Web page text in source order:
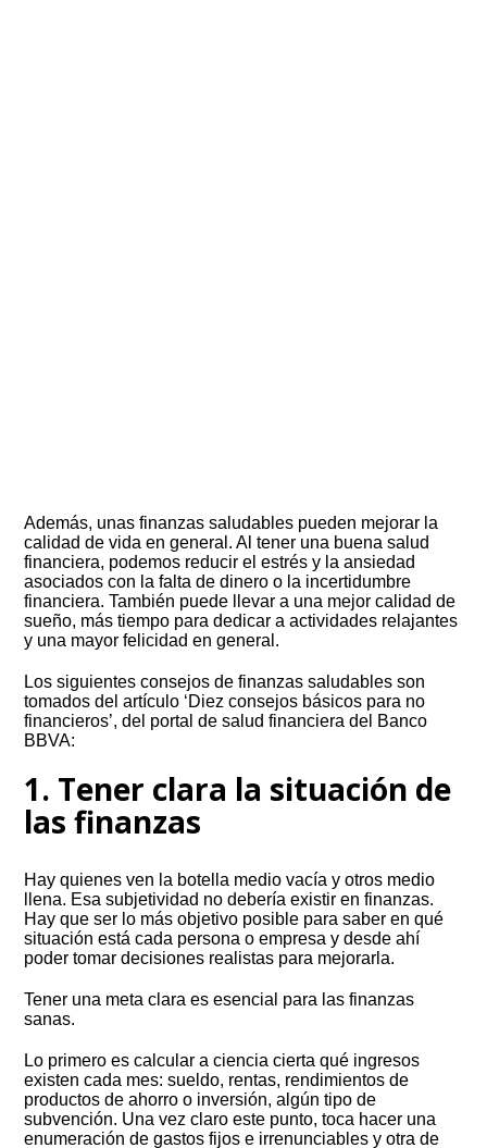
Además, unas finanzas saludables pueden mejorar la
calidad de vida en general. Al tener una buena salud
financiera, podemos reducir el estrés y la ansiedad
asociados con la falta de dinero o la incertidumbre
financiera. También puede llevar a una mejor calidad de
sueño, más tiempo para dedicar a actividades relajantes
y una mayor felicidad en general.
Los siguientes consejos de finanzas saludables son
tomados del artículo ‘Diez consejos básicos para no
financieros’, del portal de salud financiera del Banco
BBVA:
1. Tener clara la situación de
las finanzas
Hay quienes ven la botella medio vacía y otros medio
llena. Esa subjetividad no debería existir en finanzas.
Hay que ser lo más objetivo posible para saber en qué
situación está cada persona o empresa y desde ahí
poder tomar decisiones realistas para mejorarla.
Tener una meta clara es esencial para las finanzas
sanas.
Lo primero es calcular a ciencia cierta qué ingresos
existen cada mes: sueldo, rentas, rendimientos de
productos de ahorro o inversión, algún tipo de
subvención. Una vez claro este punto, toca hacer una
enumeración de gastos fijos e irrenunciables y otra de